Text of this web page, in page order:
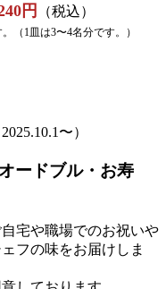
円 （税込）
（1皿は3〜4名分です。）
オードブル・お寿
宅や職場でのお祝いや
フの味をお届けしま